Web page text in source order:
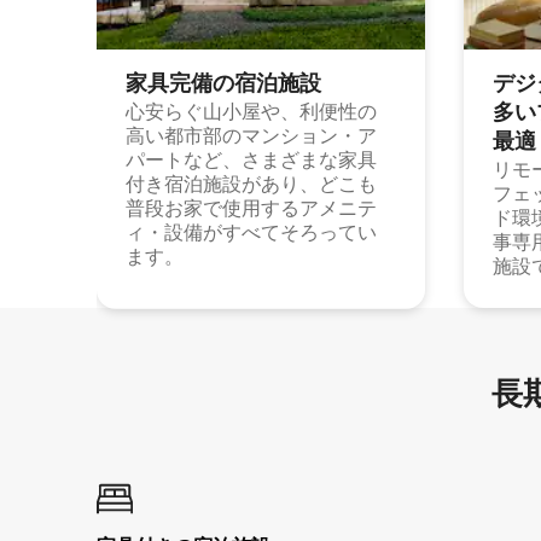
家具完備の宿⁠泊⁠施⁠設
心安らぐ山小屋や、利便性の
高い都市部のマンション・ア
パートなど、さまざまな家具
付き宿泊施設があり、どこも
普段お家で使用するアメニテ
ィ・設備がすべてそろってい
ます。
デ
多⁠
最⁠適
リモ
フェ
ド
事専
施設
長